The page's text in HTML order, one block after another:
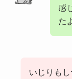
感
た
いじりも